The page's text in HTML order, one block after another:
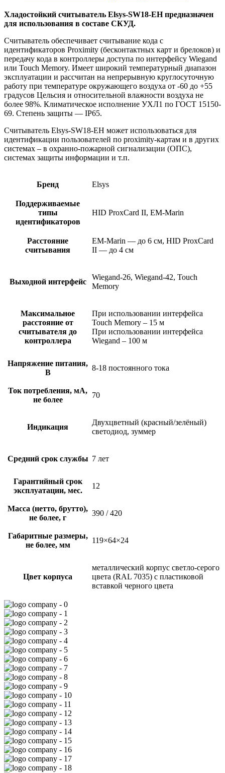
Хладостойкий считыватель Elsys-SW18-EH предназначен
для использования в составе СКУД.
Считыватель обеспечивает считывание кода с
идентификаторов Proximity (бесконтактных карт и брелоков) и
передачу кода в контроллеры доступа по интерфейсу Wiegand
или Touch Memory. Имеет широкий температурный диапазон
эксплуатации и рассчитан на непрерывную круглосуточную
работу при температуре окружающего воздуха от -60 до +55
градусов Цельсия и относительной влажности воздуха не
более 98%. Климатическое исполнение УХЛ1 по ГОСТ 15150-
69. Степень защиты — IP65.
Считыватель Elsys-SW18-EH может использоваться для
идентификации пользователей по proximity-картам и в других
системах – в охранно-пожарной сигнализации (ОПС),
системах защиты информации и т.п.
Бренд Elsys
Поддерживаемые
типы
идентификаторов
HID ProxCard II, EM-Marin
Расстояние
считывания
EM-Marin — до 6 см, HID ProxCard
II — до 4 см
Выходной интерфейс
Wiegand-26, Wiegand-42, Touch
Memory
Максимальное
расстояние от
считывателя до
контроллера
При использовании интерфейса
Touch Memory – 15 м
При использовании интерфейса
Wiegand – 100 м
Напряжение питания,
В
8-18 постоянного тока
Ток потребления, мА,
не более
70
Индикация
Двухцветный (красный/зелёный)
светодиод, зуммер
Средний срок службы 7 лет
Гарантийный срок
эксплуатации, мес.
12
Масса (нетто, брутто),
не более, г
390 / 420
Габаритные размеры,
не более, мм
119×64×24
Цвет корпуса
металлический корпус светло-серого
цвета (RAL 7035) с пластиковой
вставкой черного цвета